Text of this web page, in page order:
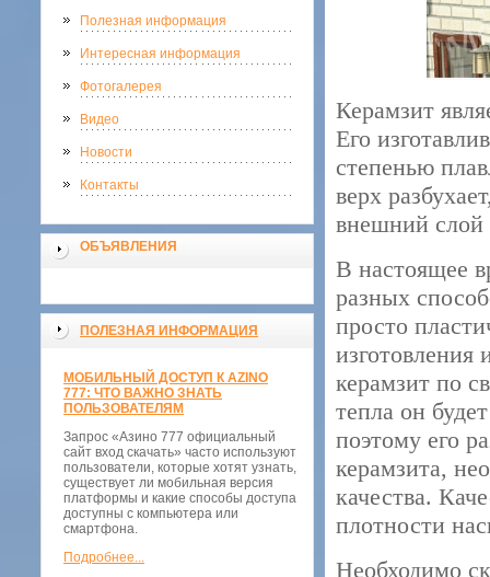
Полезная информация
Интересная информация
Фотогалерея
Видео
Новости
Контакты
ОБЪЯВЛЕНИЯ
ПОЛЕЗНАЯ ИНФОРМАЦИЯ
МОБИЛЬНЫЙ ДОСТУП К AZINO
777: ЧТО ВАЖНО ЗНАТЬ
ПОЛЬЗОВАТЕЛЯМ
Запрос «Азино 777 официальный
сайт вход скачать» часто используют
пользователи, которые хотят узнать,
существует ли мобильная версия
платформы и какие способы доступа
доступны с компьютера или
смартфона.
Подробнее...
Керамзит
Его
степенью
верх
внешний слой
В настоящее
разных
просто
изготовления
керамзит по
тепла он
поэтому его
керамзита,
качества.
плотности
Необходимо